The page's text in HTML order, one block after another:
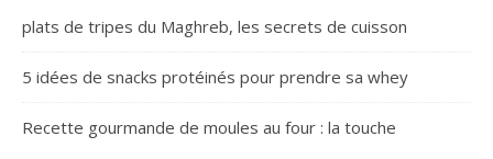
plats de tripes du Maghreb, les secrets de cuisson
5 idées de snacks protéinés pour prendre sa whey
Recette gourmande de moules au four : la touche